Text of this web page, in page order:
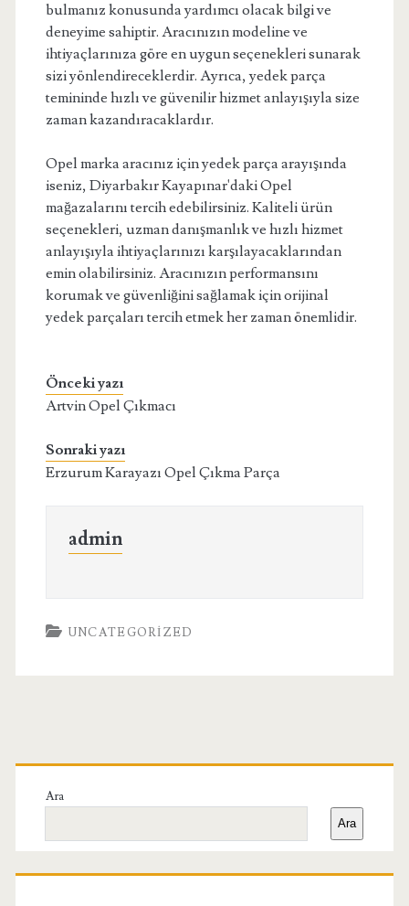
bulmanız konusunda yardımcı olacak bilgi ve
deneyime sahiptir. Aracınızın modeline ve
ihtiyaçlarınıza göre en uygun seçenekleri sunarak
sizi yönlendireceklerdir. Ayrıca, yedek parça
temininde hızlı ve güvenilir hizmet anlayışıyla size
zaman kazandıracaklardır.
Opel marka aracınız için yedek parça arayışında
iseniz, Diyarbakır Kayapınar'daki Opel
mağazalarını tercih edebilirsiniz. Kaliteli ürün
seçenekleri, uzman danışmanlık ve hızlı hizmet
anlayışıyla ihtiyaçlarınızı karşılayacaklarından
emin olabilirsiniz. Aracınızın performansını
korumak ve güvenliğini sağlamak için orijinal
yedek parçaları tercih etmek her zaman önemlidir.
Önceki yazı
Artvin Opel Çıkmacı
Sonraki yazı
Erzurum Karayazı Opel Çıkma Parça
admin
UNCATEGORIZED
Birincil
Yan
Menü
Ara
Ara